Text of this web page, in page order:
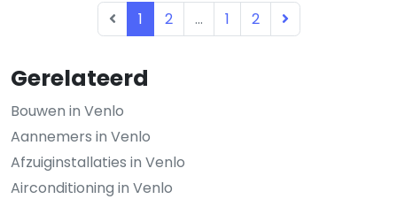
Gerelateerd
Bouwen in Venlo
Aannemers in Venlo
Afzuiginstallaties in Venlo
Airconditioning in Venlo
1 2 ... 1 2